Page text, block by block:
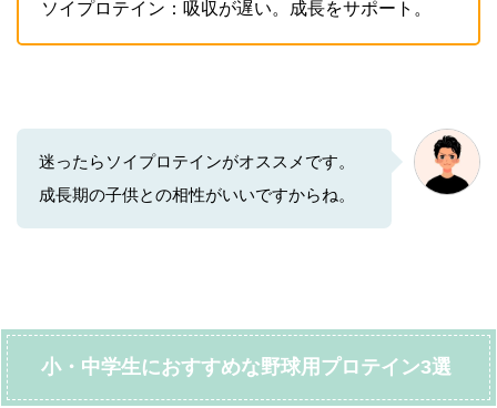
ソイプロテイン：吸収が遅い。成長をサポート。
迷ったらソイプロテインがオススメです。
成長期の子供との相性がいいですからね。
小・中学生におすすめな野球用プロテイン3選